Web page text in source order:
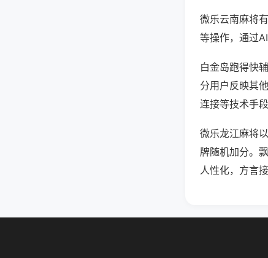
微乐云南麻将
等操作，通过
白金岛跑得快
分用户反映其
连接等技术手
微乐龙江麻将
牌随机加分。
人性化，方言